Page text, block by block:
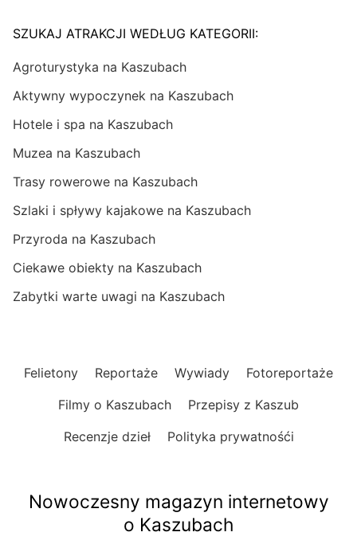
SZUKAJ ATRAKCJI WEDŁUG KATEGORII:
Agroturystyka na Kaszubach
Aktywny wypoczynek na Kaszubach
Hotele i spa na Kaszubach
Muzea na Kaszubach
Trasy rowerowe na Kaszubach
Szlaki i spływy kajakowe na Kaszubach
Przyroda na Kaszubach
Ciekawe obiekty na Kaszubach
Zabytki warte uwagi na Kaszubach
Felietony Reportaże Wywiady
Fotoreportaże
Filmy o Kaszubach
Przepisy z Kaszub
Recenzje dzieł
Polityka prywatnośći
Nowoczesny magazyn internetowy
o Kaszubach